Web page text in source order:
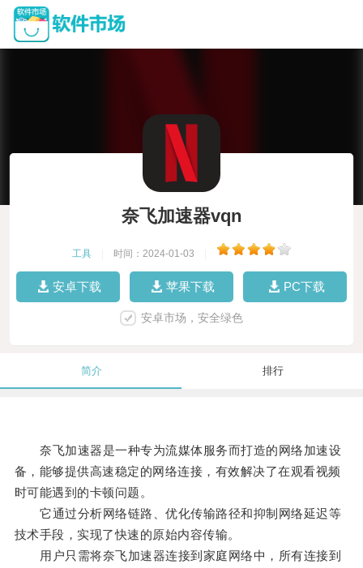
奈飞加速器vqn
工具 时间：2024-01-03
安卓下载 苹果下载 PC下载
安卓市场，安全绿色
简介 排行
奈飞加速器是一种专为流媒体服务而打造的网络加速设
备，能够提供高速稳定的网络连接，有效解决了在观看视频
时可能遇到的卡顿问题。
它通过分析网络链路、优化传输路径和抑制网络延迟等
技术手段，实现了快速的原始内容传输。
用户只需将奈飞加速器连接到家庭网络中，所有连接到